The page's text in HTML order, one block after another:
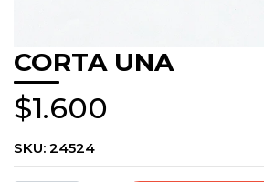
CORTA UNA
$1.600
SKU: 24524